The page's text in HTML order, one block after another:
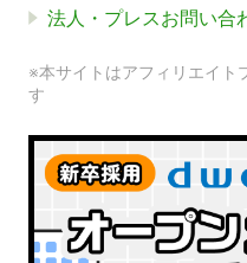
法人・プレスお問い合
※本サイトはアフィリエイト
す